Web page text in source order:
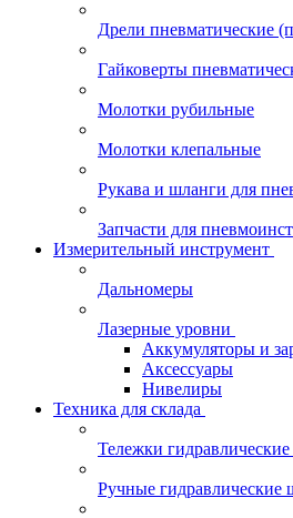
Дрели пневматические
Гайковерты
Молотки рубильные
Молотки клепальные
Рукава и шланги для
Запчасти для
Измерительный инструмент
Дальномеры
Лазерные уровни
Аккумуляторы и
Аксессуары
Нивелиры
Техника для склада
Тележки
Ручные гидравлические